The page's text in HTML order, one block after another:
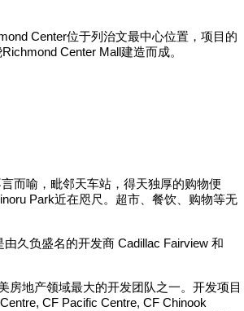
Center位于列治文最中心位置，项目的
Center Mall建造而成。
而喻，毗邻天车站，得天独厚的购物便
Park近在咫尺。超市、餐饮、购物等无
久负盛名的开发商 Cadillac Fairview 和
房地产领域最大的开发团队之一。开发项目
CF Pacific Centre, CF Chinook